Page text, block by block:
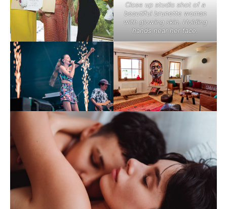
Close up studio shot of a
beautiful brunette woman
with glowing skin. Holding
hands near her face.